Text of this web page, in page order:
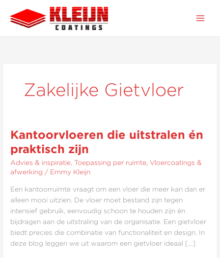
naar
inhoud
Zakelijke Gietvloer
Kantoorvloeren die uitstralen én
praktisch zijn
Advies & inspiratie,Toepassing per ruimte,Vloercoatings &
afwerking / Emmy Kleijn
Een kantoorruimte vraagt om een vloer die meer kan dan er
alleen mooi uitzien. De vloer moet bestand zijn tegen
intensief gebruik, eenvoudig schoon te houden zijn én
bijdragen aan de uitstraling van de organisatie. Een gietvloer
biedt precies die combinatie van functionaliteit en design. In
deze blog leggen we uit waarom een gietvloer ideaal […]
Kantoorvloeren
uitstralen
én
praktisch
zijn